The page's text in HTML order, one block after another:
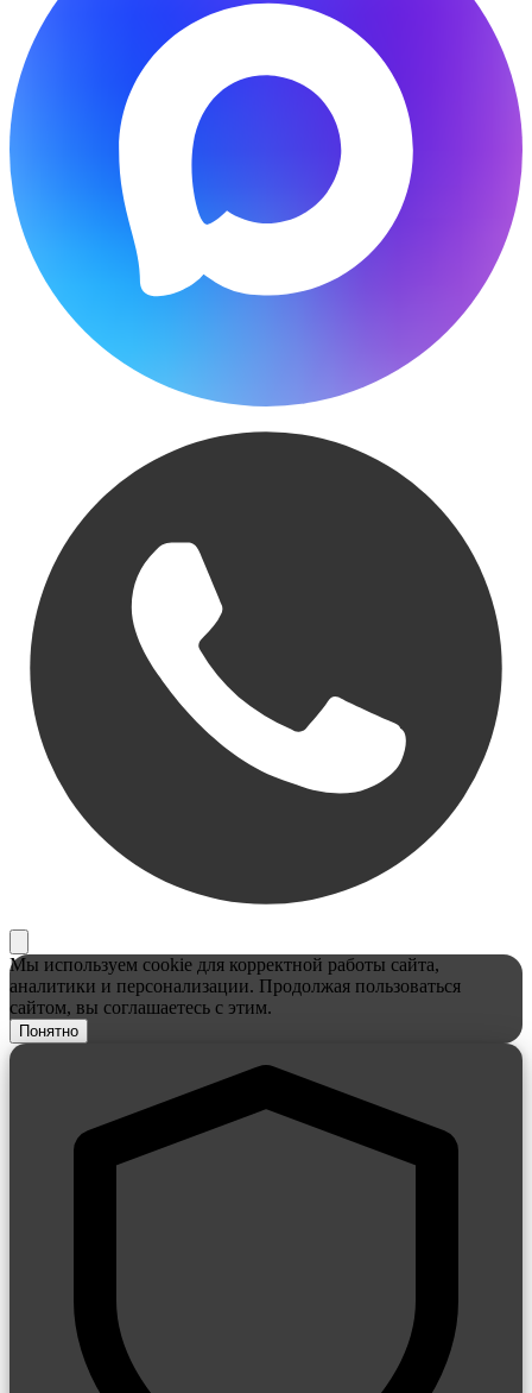
Мы используем cookie для корректной работы сайта,
аналитики и персонализации. Продолжая пользоваться
сайтом, вы соглашаетесь с этим.
Понятно